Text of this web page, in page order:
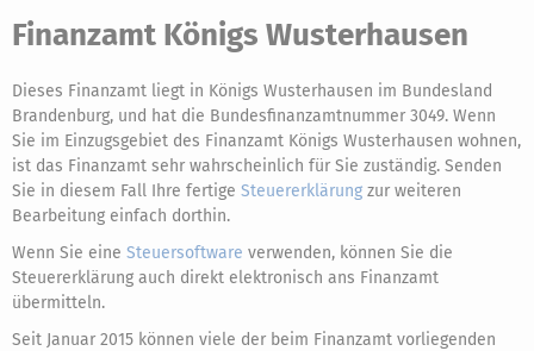
Finanzamt Königs Wusterhausen
Dieses Finanzamt liegt in Königs Wusterhausen im Bundesland
Brandenburg, und hat die Bundesfinanzamtnummer 3049. Wenn
Sie im Einzugsgebiet des Finanzamt Königs Wusterhausen wohnen,
ist das Finanzamt sehr wahrscheinlich für Sie zuständig. Senden
Sie in diesem Fall Ihre fertige Steuererklärung zur weiteren
Bearbeitung einfach dorthin.
Wenn Sie eine Steuersoftware verwenden, können Sie die
Steuererklärung auch direkt elektronisch ans Finanzamt
übermitteln.
Seit Januar 2015 können viele der beim Finanzamt vorliegenden